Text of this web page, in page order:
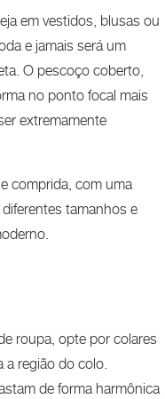
em vestidos, blusas ou
e jamais será um
O pescoço coberto,
no ponto focal mais
extremamente
comprida, com uma
tamanhos e
roupa, opte por colares
a região do colo.
de forma harmônica